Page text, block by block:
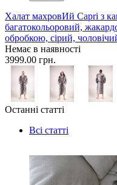
Халат махровИй Сapri з
багатокольоровий,
обробкою, сірий,
Немає в наявності
3999.00 грн.
Останні статті
Всі статті